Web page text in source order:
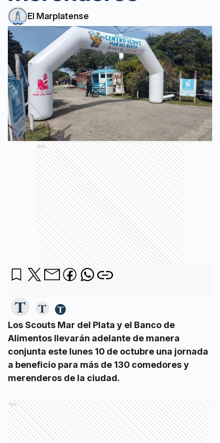
El Marplatense
Ads
Los Scouts Mar del Plata y el Banco de
Alimentos llevarán adelante de manera
conjunta este lunes 10 de octubre una jornada
a beneficio para más de 130 comedores y
merenderos de la ciudad.
Ads